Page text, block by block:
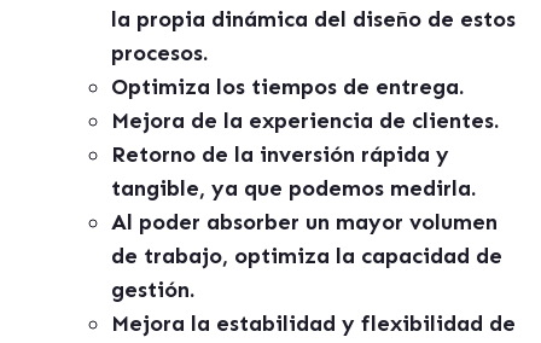
la propia dinámica del diseño de estos
procesos.
Optimiza los tiempos de entrega.
Mejora de la experiencia de clientes.
Retorno de la inversión rápida y
tangible, ya que podemos medirla.
Al poder absorber un mayor volumen
de trabajo, optimiza la capacidad de
gestión.
Mejora la estabilidad y flexibilidad de